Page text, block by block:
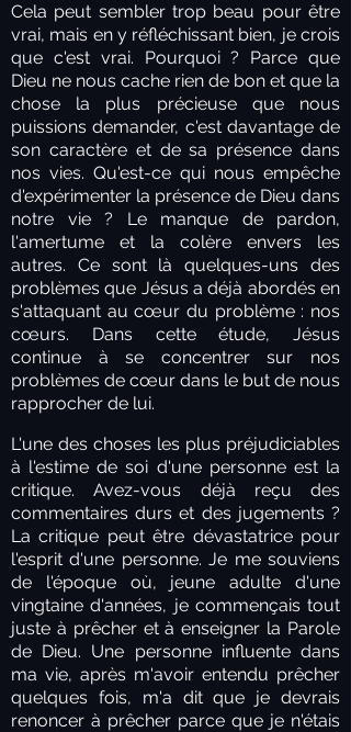
Cela peut sembler trop beau pour être
vrai, mais en y réfléchissant bien, je crois
que c'est vrai. Pourquoi ? Parce que
Dieu ne nous cache rien de bon et que la
chose la plus précieuse que nous
puissions demander, c'est davantage de
son caractère et de sa présence dans
nos vies. Qu'est-ce qui nous empêche
d'expérimenter la présence de Dieu dans
notre vie ? Le manque de pardon,
l'amertume et la colère envers les
autres. Ce sont là quelques-uns des
problèmes que Jésus a déjà abordés en
s'attaquant au cœur du problème : nos
cœurs. Dans cette étude, Jésus
continue à se concentrer sur nos
problèmes de cœur dans le but de nous
rapprocher de lui.
L'une des choses les plus préjudiciables
à l'estime de soi d'une personne est la
critique. Avez-vous déjà reçu des
commentaires durs et des jugements ?
La critique peut être dévastatrice pour
l'esprit d'une personne. Je me souviens
de l'époque où, jeune adulte d'une
vingtaine d'années, je commençais tout
juste à prêcher et à enseigner la Parole
de Dieu. Une personne influente dans
ma vie, après m'avoir entendu prêcher
quelques fois, m'a dit que je devrais
renoncer à prêcher parce que je n'étais